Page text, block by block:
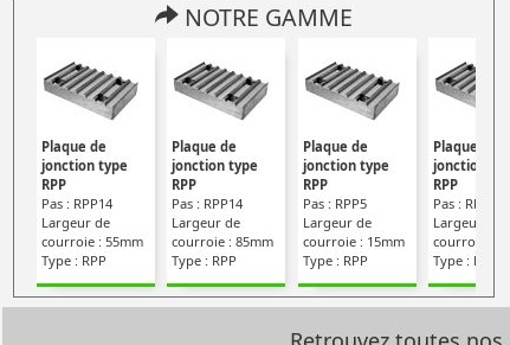
NOTRE GAMME
Plaque de
jonction type
RPP
Pas : RPP14
Largeur de
courroie : 55mm
Type : RPP
Plaque de
jonction type
RPP
Pas : RPP14
Largeur de
courroie : 85mm
Type : RPP
Plaque de
jonction type
RPP
Pas : RPP5
Largeur de
courroie : 15mm
Type : RPP
Plaque de
jonction type
RPP
Pas : RPP5
Largeur de
courroie :
Type : RPP